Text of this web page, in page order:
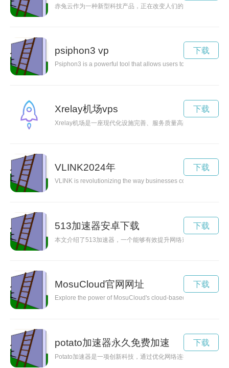
赤兔云作为一种新型科技产品，正在改变人们的生活方式和工
psiphon3 vp
Psiphon3 is a powerful tool that allows users to bypass
下载
Xrelay机场vps
Xrelay机场是一座现代化设施完善、服务质量高的机场，拥有
下载
VLINK2024年
VLINK is revolutionizing the way businesses connect with
下载
513加速器安卓下载
本文介绍了513加速器，一个能够有效提升网络速度的神奇工
下载
MosuCloud官网网址
Explore the power of MosuCloud's cloud-based solutions
下载
potato加速器永久免费加速
Potato加速器是一项创新科技，通过优化网络连接，帮助用户
下载